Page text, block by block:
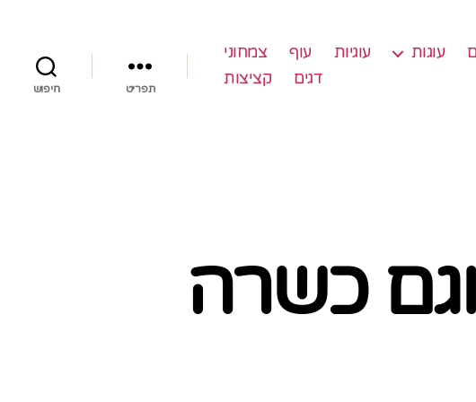
עוגות עוגיות עוף
צמחוני
דגים
קציצות
תפריט חיפוש
וגם כשרה